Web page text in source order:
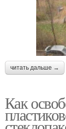
читать дальше →
Как